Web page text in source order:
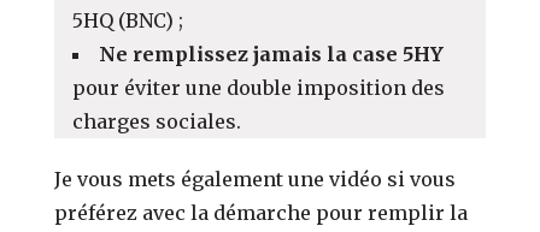
5HQ (BNC) ;
Ne remplissez jamais la case 5HY
pour éviter une double imposition des
charges sociales.
Je vous mets également une vidéo si vous
préférez avec la démarche pour remplir la